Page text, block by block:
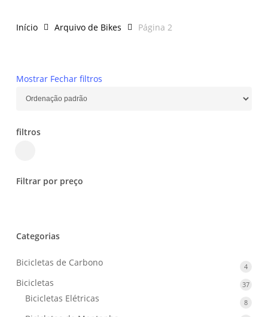
Início Arquivo de Bikes Página 2
Mostrar Fechar filtros
filtros
Filtrar por preço
Categorias
Bicicletas de Carbono 44
Bicicletas 3737
Bicicletas Elétricas 88